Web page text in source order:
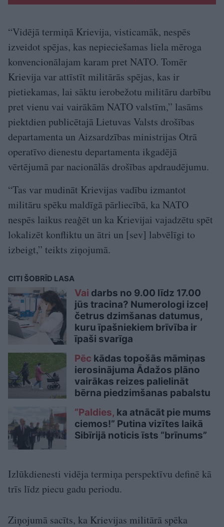
“Vidējā termiņā Krievija, visticamāk, nespēs
izveidot spējas, kas nepieciešamas liela mēroga
konvencionālajam karam pret NATO. Tomēr
Krievija var attīstīt militārās spējas, kas ir
pietiekamas, lai sāktu ierobežotu militāru darbību
pret vienu vai vairākām NATO valstīm,” lasāms
piektdien publicētajā Lietuvas Valsts drošības
departamenta un Aizsardzības ministrijas Otrā
operatīvo dienestu departamenta ikgadējā
vērtējumā par nacionālās drošības apdraudējumu.
“Tas var mudināt Krievijas vadību izmantot
militāru spēku maldīgā pārliecībā, ka NATO
nespēs laikus reaģēt un ka Krievijai vajadzētu spēt
lokalizēt konfliktu un ātri un [sev] labvēlīgi to
izbeigt,” teikts ziņojumā.
CITI ŠOBRĪD LASA
Vai darbs no 9.00 līdz 17.00
jūs tracina? Numerologi izceļ
četrus dzimšanas datumus,
kuru īpašniekiem brīvība ir
īpaši svarīga
Pēc kādas topošās māmiņas
ierosinājuma Ādažos plāno
vairākas reizes palielināt
bērna piedzimšanas pabalstu
“Paldies, ka atnācāt pie mums
ciemos!” Putina vizītes laikā
Sibīrijā noticis īsts “brīnums”
Izlūkdienesti vidēja termiņa perspektīvu definē kā
trīs līdz piecu gadu periodu.
Ziņojumā sacīts, ka Krievijas militārā spēka